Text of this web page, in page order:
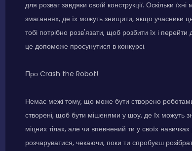
для розваг завдяки своїй конструкції. Оскільки
змаганнях, де їх можуть знищити, якщо учасники
тобі потрібно розв'язати, щоб розбити їх і перейти
це допоможе просунутися в конкурсі.
Про Crash the Robot!
Немає межі тому, що може бути створено
створені, щоб бути мішенями у шоу, де їх можуть
міцних тілах, але чи впевнений ти у своїх
розчаруватися, чекаючи, поки ти спробуєш